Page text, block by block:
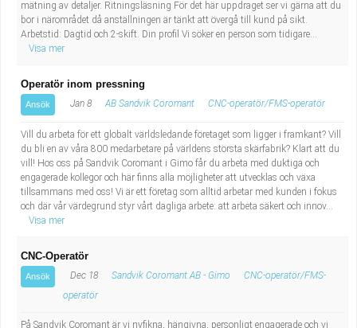
mätning av detaljer. Ritningsläsning För det här uppdraget ser vi gärna att du
bor i närområdet då anställningen är tänkt att övergå till kund på sikt.
Arbetstid: Dagtid och 2-skift. Din profil Vi söker en person som tidigare...
Visa mer
Operatör inom pressning
Ansök Jan 8 AB Sandvik Coromant CNC-operatör/FMS-operatör
Vill du arbeta för ett globalt världsledande företaget som ligger i framkant? Vill
du bli en av våra 800 medarbetare på världens största skärfabrik? Klart att du
vill! Hos oss på Sandvik Coromant i Gimo får du arbeta med duktiga och
engagerade kollegor och här finns alla möjligheter att utvecklas och växa
tillsammans med oss! Vi är ett företag som alltid arbetar med kunden i fokus
och där vår värdegrund styr vårt dagliga arbete: att arbeta säkert och innov...
Visa mer
CNC-Operatör
Ansök Dec 18 Sandvik Coromant AB - Gimo
CNC-operatör/FMS-
operatör
På Sandvik Coromant är vi nyfikna, hängivna, personligt engagerade och vi